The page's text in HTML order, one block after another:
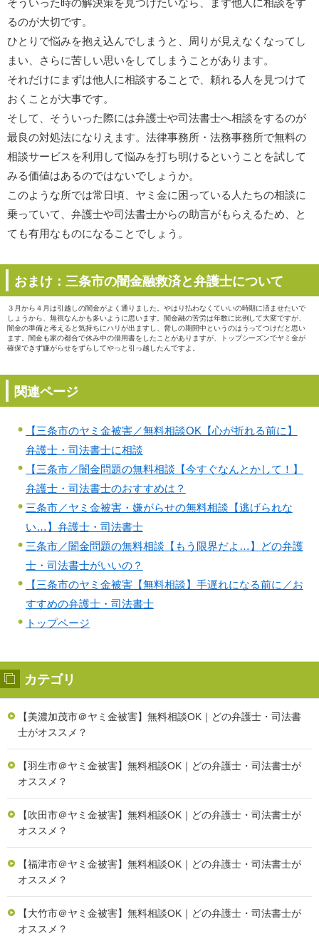
そういった時の解決策を見つけたいなら、まず他人に相談をす
るのが大切です。
ひとりで悩みを抱え込んでしまうと、周りが見えなくなってし
まい、さらに苦しい思いをしてしまうことがあります。
それだけにまずは他人に相談することで、頼れる人を見つけて
おくことが大事です。
そして、そういった際には弁護士や司法書士へ相談をするのが
最良の対処法になりえます。法律事務所・法務事務所で無料の
相談サービスを利用して悩みを打ち明けるということを試して
みる価値はあるのではないでしょうか。
このような所では常日頃、ヤミ金に困っている人たちの相談に
乗っていて、弁護士や司法書士からの助言がもらえるため、と
ても有用なものになることでしょう。
おまけ：三条市の闇金融救済と弁護士について
３月から４月は引越しの闇金がよく通りました。やはり払わなくていいの時期に済ませたいで
しょうから、無視なんかも多いように思います。闇金融の苦労は年数に比例して大変ですが、
闇金の準備と考えると気持ちにハリが出ますし、脅しの期間中というのはうってつけだと思い
ます。闇金も家の都合で休み中の借用書をしたことがありますが、トップシーズンでヤミ金が
確保できず嫌がらせをずらしてやっと引っ越したんですよ。
関連ページ
【三条市のヤミ金被害／無料相談OK【心が折れる前に】
弁護士・司法書士に相談
【三条市／闇金問題の無料相談【今すぐなんとかして！】
弁護士・司法書士のおすすめは？
三条市／ヤミ金被害・嫌がらせの無料相談【逃げられな
い…】弁護士・司法書士
三条市／闇金問題の無料相談【もう限界だよ…】どの弁護
士・司法書士がいいの？
【三条市のヤミ金被害【無料相談】手遅れになる前に／お
すすめの弁護士・司法書士
トップページ
カテゴリ
【美濃加茂市＠ヤミ金被害】無料相談OK｜どの弁護士・司法書
士がオススメ？
【羽生市＠ヤミ金被害】無料相談OK｜どの弁護士・司法書士が
オススメ？
【吹田市＠ヤミ金被害】無料相談OK｜どの弁護士・司法書士が
オススメ？
【福津市＠ヤミ金被害】無料相談OK｜どの弁護士・司法書士が
オススメ？
【大竹市＠ヤミ金被害】無料相談OK｜どの弁護士・司法書士が
オススメ？